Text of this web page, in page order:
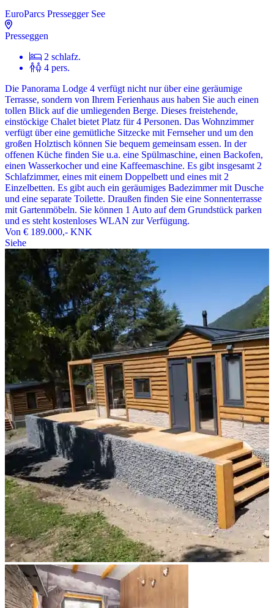
EuroParcs Pressegger See
Presseggen
2 schlafz.
4 pers.
Die Panorama Lodge 4 verfügt nicht nur über eine geräumige
Terrasse, sondern von Ihrem Ferienhaus aus haben Sie auch einen
tollen Blick auf die umliegenden Berge. Dieses freistehende,
einstöckige Chalet bietet Platz für 4 Personen. Das Wohnzimmer
verfügt über eine gemütliche Sitzecke mit Fernseher und um den
großen Holztisch können Sie bequem gemeinsam essen. In der
offenen Küche finden Sie u.a. eine Spülmaschine, einen Backofen,
einen Wasserkocher und eine Kaffeemaschine. Es gibt insgesamt 2
Schlafzimmer, eines mit einem Doppelbett und eines mit 2
Einzelbetten. Es gibt auch ein geräumiges Badezimmer mit Dusche
und eine separate Toilette. Draußen finden Sie eine Sonnenterrasse
mit Gartenmöbeln. Sie können 1 Auto auf dem Grundstück parken
und es steht kostenloses WLAN zur Verfügung.
Von € 189.000,- KNK
Siehe